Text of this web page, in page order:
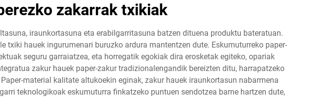
zakarrak txikiak
iraunkortasuna eta erabilgarritasuna batzen dituena produktu bateratuan.
hauek ingurumenari buruzko ardura mantentzen dute. Eskumuturreko paper-
seguru garraiatzea, eta horregatik egokiak dira erosketak egiteko, opariak
zakur hauek paper-zakur tradizionalengandik bereizten ditu, harrapatzeko
material kalitate altukoekin eginak, zakur hauek iraunkortasun nabarmena
teknologikoak eskumuturra finkatzeko puntuen sendotzea barne hartzen dute,